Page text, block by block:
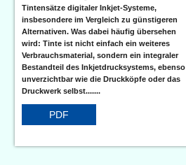
Tintensätze digitaler Inkjet-Systeme,
insbesondere im Vergleich zu günstigeren
Alternativen. Was dabei häufig übersehen
wird: Tinte ist nicht einfach ein weiteres
Verbrauchsmaterial, sondern ein integraler
Bestandteil des Inkjetdrucksystems, ebenso
unverzichtbar wie die Druckköpfe oder das
Druckwerk selbst.......
PDF